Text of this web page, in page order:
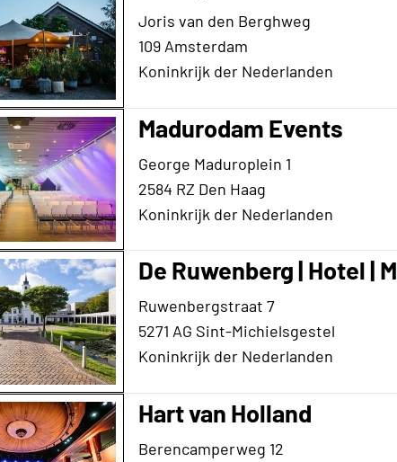
Joris van den Berghweg
109 Amsterdam
Koninkrijk der Nederlanden
Madurodam Events
George Maduroplein 1
2584 RZ Den Haag
Koninkrijk der Nederlanden
De Ruwenberg | Hotel |
Ruwenbergstraat 7
5271 AG Sint-Michielsgestel
Koninkrijk der Nederlanden
Hart van Holland
Berencamperweg 12